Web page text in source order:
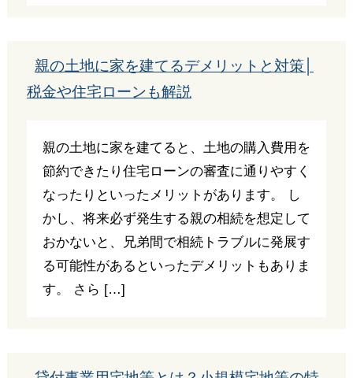
親の土地に家を建てるデメリットと対策│
税金や住宅ローンも解説
親の土地に家を建てると、土地の購入費用を
節約できたり住宅ローンの審査に通りやすく
なったりといったメリットがあります。 し
かし、将来必ず発生する親の相続を想定して
おかないと、兄弟間で相続トラブルに発展す
る可能性があるといったデメリットもありま
す。 さら […]